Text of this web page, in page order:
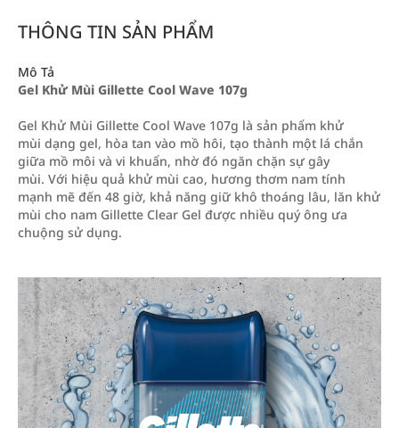
THÔNG TIN SẢN PHẨM
Mô Tả
Gel Khử Mùi Gillette Cool Wave 107g
Gel Khử Mùi Gillette Cool Wave 107g là sản phẩm khử
mùi dạng gel, hòa tan vào mồ hôi, tạo thành một lá chắn
giữa mồ môi và vi khuẩn, nhờ đó ngăn chặn sự gây
mùi. Với hiệu quả khử mùi cao, hương thơm nam tính
mạnh mẽ đến 48 giờ, khả năng giữ khô thoáng lâu, lăn khử
mùi cho nam Gillette Clear Gel được nhiều quý ông ưa
chuộng sử dụng.